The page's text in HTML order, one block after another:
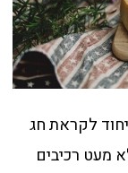
לקראת חג
מעט רכיבים